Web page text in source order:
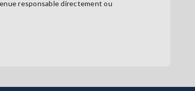
responsable directement ou